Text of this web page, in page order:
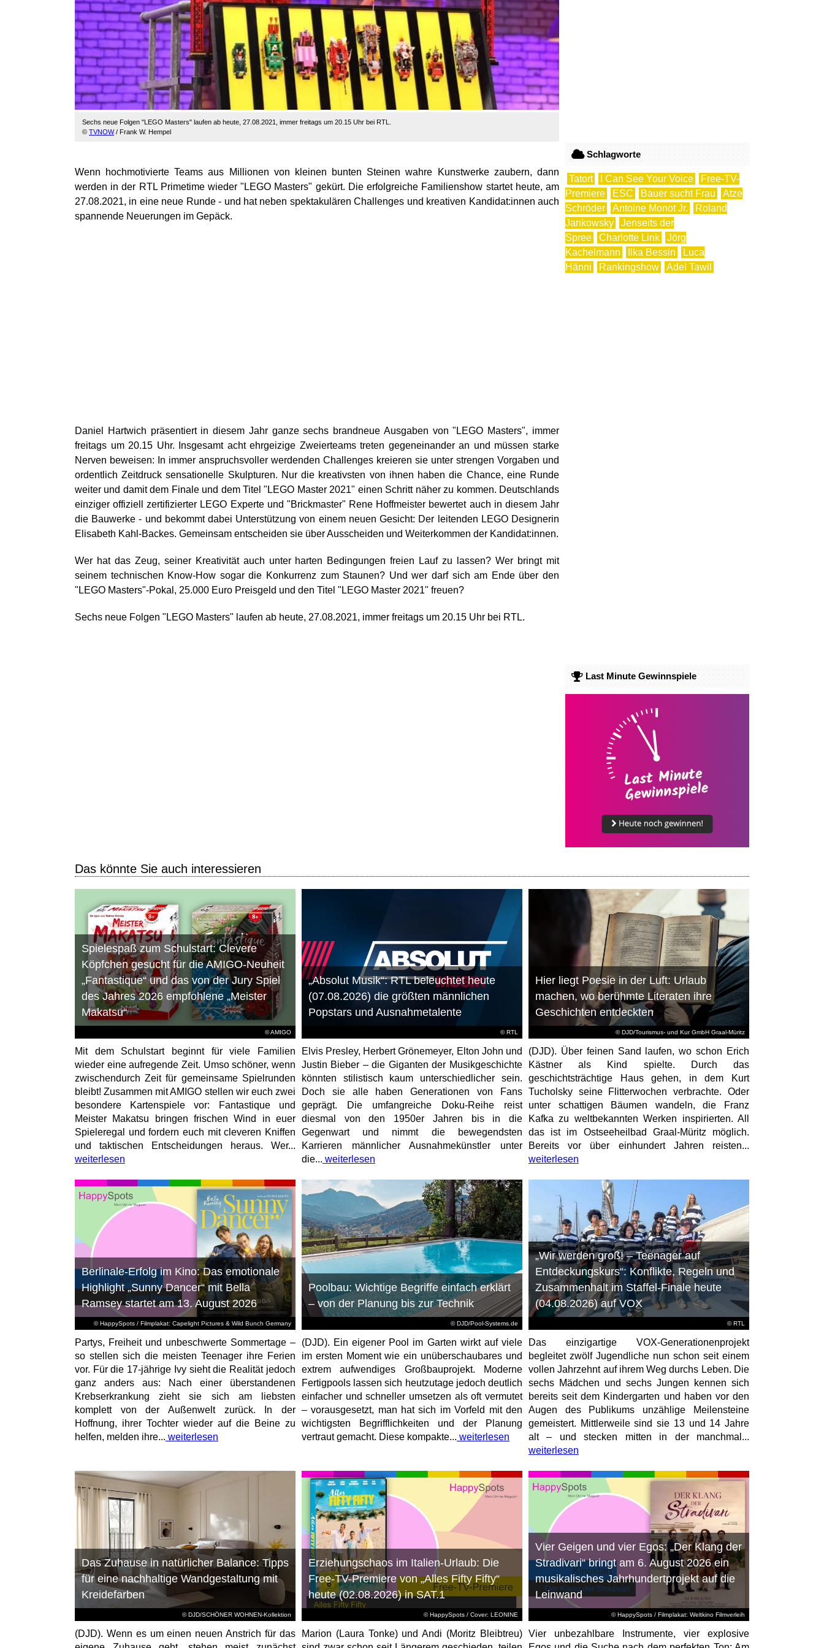
Sechs neue Folgen "LEGO Masters" laufen ab heute, 27.08.2021, immer freitags um 20.15 Uhr bei RTL.
© TVNOW/ Frank W. Hempel
Wenn hochmotivierte Teams aus Millionen von kleinen bunten Steinen wahre Kunstwerke zaubern, dann
werden in der RTL Primetime wieder "LEGO Masters" gekürt. Die erfolgreiche Familienshow startet heute, am
27.08.2021, in eine neue Runde - und hat neben spektakulären Challenges und kreativen Kandidat:innen auch
spannende Neuerungen im Gepäck.
Daniel Hartwich präsentiert in diesem Jahr ganze sechs brandneue Ausgaben von "LEGO Masters", immer
freitags um 20.15 Uhr. Insgesamt acht ehrgeizige Zweierteams treten gegeneinander an und müssen starke
Nerven beweisen: In immer anspruchsvoller werdenden Challenges kreieren sie unter strengen Vorgaben und
ordentlich Zeitdruck sensationelle Skulpturen. Nur die kreativsten von ihnen haben die Chance, eine Runde
weiter und damit dem Finale und dem Titel "LEGO Master 2021" einen Schritt näher zu kommen. Deutschlands
einziger offiziell zertifizierter LEGO Experte und "Brickmaster" Rene Hoffmeister bewertet auch in diesem Jahr
die Bauwerke - und bekommt dabei Unterstützung von einem neuen Gesicht: Der leitenden LEGO Designerin
Elisabeth Kahl-Backes. Gemeinsam entscheiden sie über Ausscheiden und Weiterkommen der Kandidat:innen.
Wer hat das Zeug, seiner Kreativität auch unter harten Bedingungen freien Lauf zu lassen? Wer bringt mit
seinem technischen Know-How sogar die Konkurrenz zum Staunen? Und wer darf sich am Ende über den
"LEGO Masters"-Pokal, 25.000 Euro Preisgeld und den Titel "LEGO Master 2021" freuen?
Sechs neue Folgen "LEGO Masters" laufen ab heute, 27.08.2021, immer freitags um 20.15 Uhr bei RTL.
Schlagworte
Tatort I Can See Your Voice
Free-TV-
Premiere
ESC Bauer sucht Frau
Atze
Schröder
Antoine Monot Jr.
Roland
Jankowsky
Jenseits der
Spree
Charlotte Link
Jörg
Kachelmann
Ilka Bessin
Luca
Hänni
Rankingshow Adel Tawil
Last Minute Gewinnspiele
Das könnte Sie auch interessieren
© AMIGO
Spielespaß zum Schulstart: Clevere
Köpfchen gesucht für die AMIGO-Neuheit
„Fantastique“ und das von der Jury Spiel
des Jahres 2026 empfohlene „Meister
Makatsu“
Mit dem Schulstart beginnt für viele Familien
wieder eine aufregende Zeit. Umso schöner, wenn
zwischendurch Zeit für gemeinsame Spielrunden
bleibt! Zusammen mit AMIGO stellen wir euch zwei
besondere Kartenspiele vor: Fantastique und
Meister Makatsu bringen frischen Wind in euer
Spieleregal und fordern euch mit cleveren Kniffen
und taktischen Entscheidungen heraus. Wer...
weiterlesen
© RTL
„Absolut Musik“: RTL beleuchtet heute
(07.08.2026) die größten männlichen
Popstars und Ausnahmetalente
Elvis Presley, Herbert Grönemeyer, Elton John und
Justin Bieber – die Giganten der Musikgeschichte
könnten stilistisch kaum unterschiedlicher sein.
Doch sie alle haben Generationen von Fans
geprägt. Die umfangreiche Doku-Reihe reist
diesmal von den 1950er Jahren bis in die
Gegenwart und nimmt die bewegendsten
Karrieren männlicher Ausnahmekünstler unter
die... weiterlesen
© DJD/Tourismus- und Kur GmbH Graal-Müritz
Hier liegt Poesie in der Luft: Urlaub
machen, wo berühmte Literaten ihre
Geschichten entdeckten
(DJD). Über feinen Sand laufen, wo schon Erich
Kästner als Kind spielte. Durch das
geschichtsträchtige Haus gehen, in dem Kurt
Tucholsky seine Flitterwochen verbrachte. Oder
unter schattigen Bäumen wandeln, die Franz
Kafka zu weltbekannten Werken inspirierten. All
das ist im Ostseeheilbad Graal-Müritz möglich.
Bereits vor über einhundert Jahren reisten...
weiterlesen
© HappySpots / Filmplakat: Capelight Pictures & Wild Bunch Germany
Berlinale-Erfolg im Kino: Das emotionale
Highlight „Sunny Dancer“ mit Bella
Ramsey startet am 13. August 2026
Partys, Freiheit und unbeschwerte Sommertage –
so stellen sich die meisten Teenager ihre Ferien
vor. Für die 17-jährige Ivy sieht die Realität jedoch
ganz anders aus: Nach einer überstandenen
Krebserkrankung zieht sie sich am liebsten
komplett von der Außenwelt zurück. In der
Hoffnung, ihrer Tochter wieder auf die Beine zu
helfen, melden ihre... weiterlesen
© DJD/Pool-Systems.de
Poolbau: Wichtige Begriffe einfach erklärt
– von der Planung bis zur Technik
(DJD). Ein eigener Pool im Garten wirkt auf viele
im ersten Moment wie ein unüberschaubares und
extrem aufwendiges Großbauprojekt. Moderne
Fertigpools lassen sich heutzutage jedoch deutlich
einfacher und schneller umsetzen als oft vermutet
– vorausgesetzt, man hat sich im Vorfeld mit den
wichtigsten Begrifflichkeiten und der Planung
vertraut gemacht. Diese kompakte... weiterlesen
© RTL
„Wir werden groß! – Teenager auf
Entdeckungskurs“: Konflikte, Regeln und
Zusammenhalt im Staffel-Finale heute
(04.08.2026) auf VOX
Das einzigartige VOX-Generationenprojekt
begleitet zwölf Jugendliche nun schon seit einem
vollen Jahrzehnt auf ihrem Weg durchs Leben. Die
sechs Mädchen und sechs Jungen kennen sich
bereits seit dem Kindergarten und haben vor den
Augen des Publikums unzählige Meilensteine
gemeistert. Mittlerweile sind sie 13 und 14 Jahre
alt – und stecken mitten in der manchmal...
weiterlesen
© DJD/SCHÖNER WOHNEN-Kollektion
Das Zuhause in natürlicher Balance: Tipps
für eine nachhaltige Wandgestaltung mit
Kreidefarben
(DJD). Wenn es um einen neuen Anstrich für das
© HappySpots / Cover: LEONINE
Erziehungschaos im Italien-Urlaub: Die
Free-TV-Premiere von „Alles Fifty Fifty“
heute (02.08.2026) in SAT.1
Marion (Laura Tonke) und Andi (Moritz Bleibtreu)
© HappySpots / Filmplakat: Weltkino Filmverleih
Vier Geigen und vier Egos: „Der Klang der
Stradivari“ bringt am 6. August 2026 ein
musikalisches Jahrhundertprojekt auf die
Leinwand
Vier unbezahlbare Instrumente, vier explosive